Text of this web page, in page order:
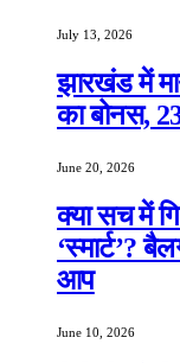
July 13, 2026
झारखंड में
का बोनस,
June 20, 2026
क्या सच में
‘स्मार्ट’?
आप
June 10, 2026